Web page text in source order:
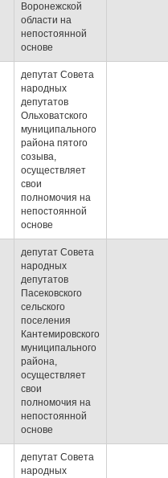
Воронежской
области на
непостоянной
основе
депутат Совета
народных
депутатов
Ольховатского
муниципального
района пятого
созыва,
осуществляет
свои
полномочия на
непостоянной
основе
депутат Совета
народных
депутатов
Пасековского
сельского
поселения
Кантемировского
муниципального
района,
осуществляет
свои
полномочия на
непостоянной
основе
депутат Совета
народных